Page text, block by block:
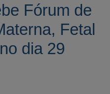
Fórum de
Fetal
dia 29